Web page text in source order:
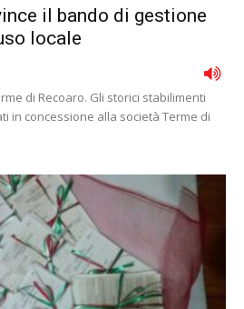
il bando di gestione
locale
di Recoaro. Gli storici stabilimenti
in concessione alla società Terme di